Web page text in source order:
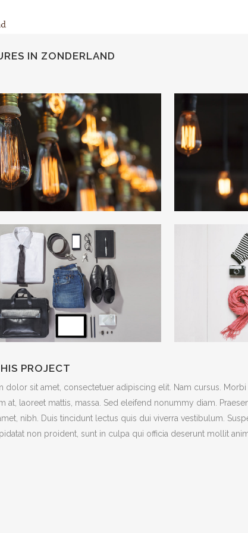
IN ZONDERLAND
PROJECT
dolor sit amet, consectetuer adipiscing elit. Nam cursus.
at, laoreet mattis, massa. Sed eleifend nonummy diam.
nibh. Duis tincidunt lectus quis dui viverra vestibulum.
non proident, sunt in culpa qui officia deserunt mollit